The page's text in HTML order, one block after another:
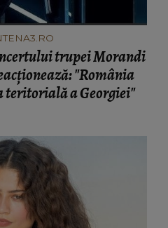
trupei Morandi
"România
teritorială a Georgiei"